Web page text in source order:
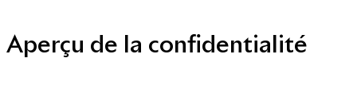
Aperçu de la confidentialité